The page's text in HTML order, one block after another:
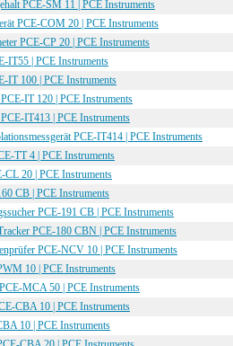
PCE-SM 11 | PCE Instruments
PCE-COM 20 | PCE Instruments
PCE-CP 20 | PCE Instruments
IT55 | PCE Instruments
IT 100 | PCE Instruments
IT 120 | PCE Instruments
IT413 | PCE Instruments
PCE-IT414 | PCE Instruments
TT 4 | PCE Instruments
CL 20 | PCE Instruments
CB | PCE Instruments
PCE-191 CB | PCE Instruments
PCE-180 CBN | PCE Instruments
PCE-NCV 10 | PCE Instruments
10 | PCE Instruments
MCA 50 | PCE Instruments
CBA 10 | PCE Instruments
10 | PCE Instruments